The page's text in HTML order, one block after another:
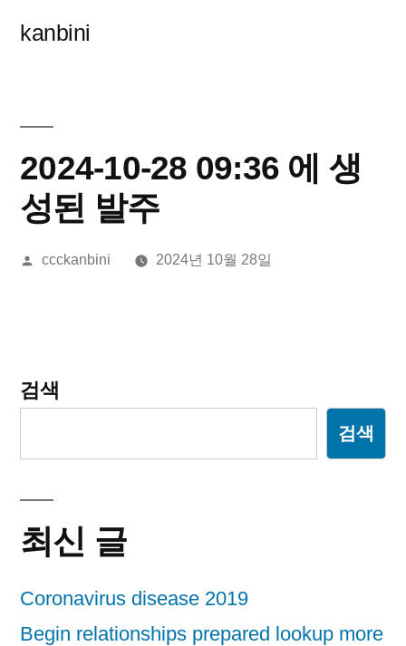
kanbini
2024-10-28 09:36 에 생
성된 발주
올
ccckanbini 2024년 10월 28일
검색
검색
최신 글
Coronavirus disease 2019
Begin relationships prepared lookup more